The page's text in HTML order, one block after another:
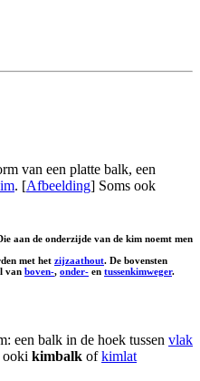
van een platte balk, een
. [Afbeelding] Soms ook
aan de onderzijde van de kim noemt men
met het zijzaathout. De bovensten
van boven-, onder- en tussenkimweger.
een balk in de hoek tussen vlak
ooki kimbalk ofkimlat